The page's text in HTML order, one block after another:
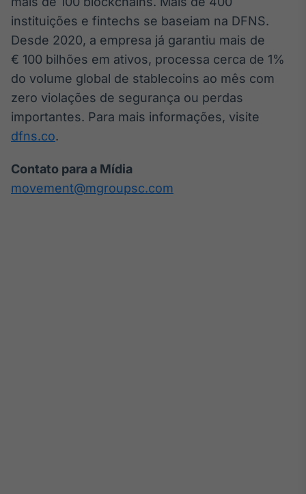
instituições e fintechs se baseiam na DFNS.
Desde 2020, a empresa já garantiu mais de
€ 100 bilhões em ativos, processa cerca de 1%
do volume global de stablecoins ao mês com
zero violações de segurança ou perdas
importantes. Para mais informações, visite
dfns.co.
Contato para a Mídia
movement@mgroupsc.com